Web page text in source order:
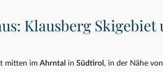
Klausberg
mitten im Ahrntal in Südtirol , in der Nähe von